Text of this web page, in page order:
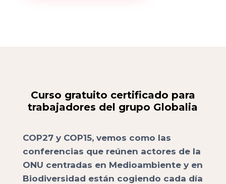
Curso gratuito certificado para
trabajadores del grupo Globalia
COP27 y COP15, vemos como las
conferencias que reúnen actores de la
ONU centradas en Medioambiente y en
Biodiversidad están cogiendo cada día